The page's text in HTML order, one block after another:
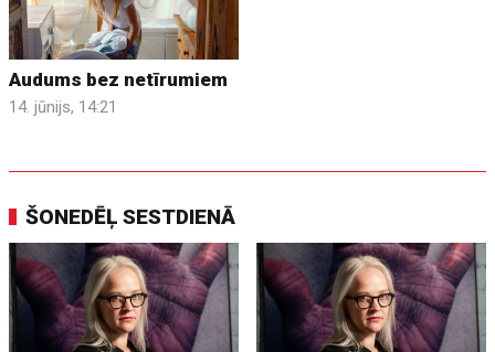
Audums bez netīrumiem
14. jūnijs, 14:21
ŠONEDĒĻ SESTDIENĀ